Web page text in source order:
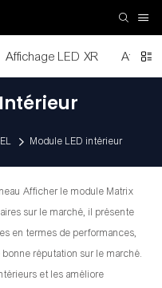
Affichage LED XR
Module LED intérieur
Afficher le module Matrix
sur le marché, il présente
en termes de performances,
réputation sur le marché.
et les améliore